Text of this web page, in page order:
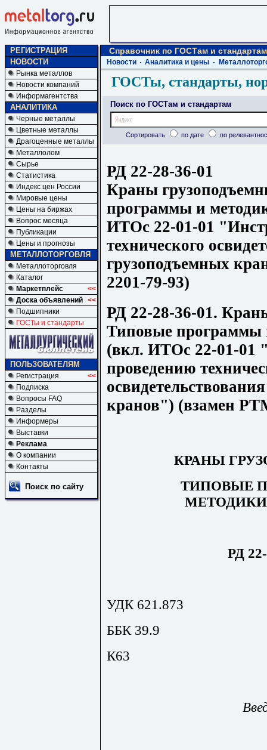
РЕГИСТРАЦИЯ
НОВОСТИ
Рынка металлов
Новости компаний
Информагентства
АНАЛИТИКА
Черные металлы
Цветные металлы
Драгоценные металлы
Металлолом
Сырье
Статистика
Индекс цен России
Мировые цены
Цены на биржах
Вопрос месяца
Публикации
Цены и прогнозы
МЕТАЛЛОТОРГОВЛЯ
Металлоторговля
Каталог
Маркетплейс
<<
Доска объявлений <<
Подшипники
ГОСТы и стандарты
ПОЛЬЗОВАТЕЛЯМ
Регистрация
<<
Подписка
Вопросы FAQ
Разделы
Информеры
Выставки
Реклама
О компании
Контакты
Поиск по сайту
Справочник по ГОСТам и стандартам
Новости Аналитика и цены
ГОСТы, стандарты,
Поиск по ГОСТам и стандартам
Сортировать по дате по
РД 22-28-36-01
Краны
программы и
ИТОс 22-01-01
технического
грузоподъемных
2201-79-93)
РД 22-28-36-01.
Типовые программы
(вкл. ИТОс 22-01-01
проведению
кранов") (взамен
КРАНЫ
ТИПОВЫЕ
РД
УДК 621.873
ББК 39.9
К63